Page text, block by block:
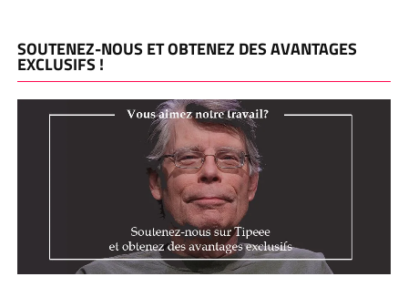
SOUTENEZ-NOUS ET OBTENEZ DES AVANTAGES
EXCLUSIFS !